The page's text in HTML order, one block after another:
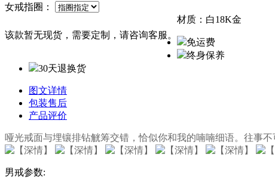
女戒指圈：
该款暂无现货，需要定制，请咨询客服。
材质： 白18K金
免运费
终身保养
30天退换货
图文详情
包装售后
产品评价
哑光戒面与埋镶排钻觥筹交错，恰似你和我的喃喃细语。往事
男戒参数: